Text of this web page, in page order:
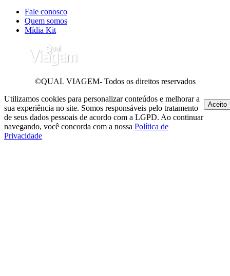
Fale conosco
Quem somos
Mídia Kit
©QUAL VIAGEM- Todos os direitos reservados
Utilizamos cookies para personalizar conteúdos e melhorar a
sua experiência no site. Somos responsáveis pelo tratamento
de seus dados pessoais de acordo com a LGPD. Ao continuar
navegando, você concorda com a nossa Política de
Privacidade
Aceito